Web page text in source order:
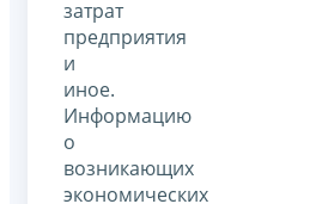
затрат
предприятия
и
иное.
Информацию
о
возникающих
экономических